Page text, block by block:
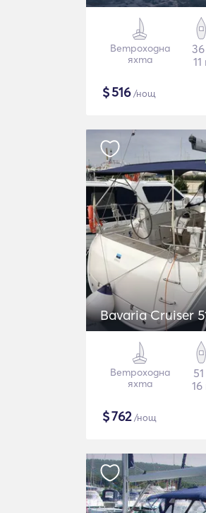
Ветроходна
яхта
11
$516/нощ
Bavaria Cruiser
Ветроходна
яхта
16
$762/нощ